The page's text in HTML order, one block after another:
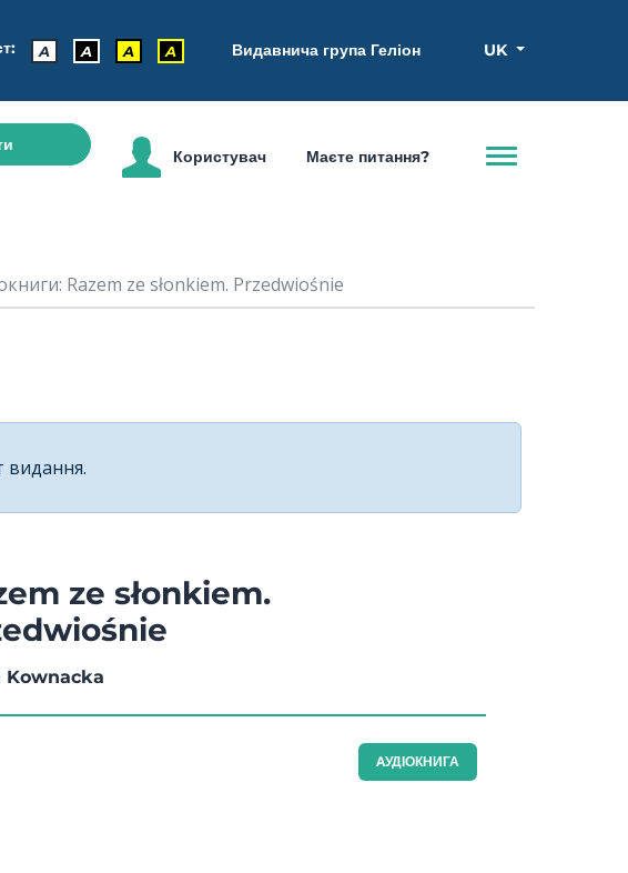
A A A A Видавнича група Геліон UK
Користувач Маєте питання?
Razem ze słonkiem. Przedwiośnie
видання.
ze słonkiem.
Kownacka
AУДІОКНИГА